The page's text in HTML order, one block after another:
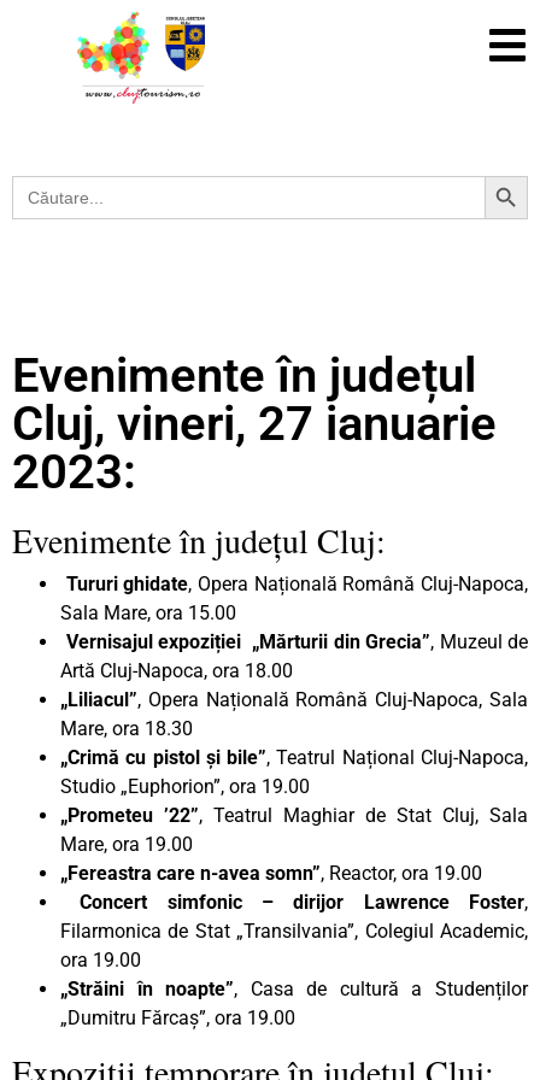
Search
for:
Search Button
Evenimente în județul
Cluj, vineri, 27 ianuarie
2023:
Evenimente în județul Cluj:
Tururi ghidate, Opera Națională Română Cluj-Napoca,
Sala Mare, ora 15.00
Vernisajul expoziției „Mărturii din Grecia”, Muzeul de
Artă Cluj-Napoca, ora 18.00
„Liliacul”, Opera Națională Română Cluj-Napoca, Sala
Mare, ora 18.30
„Crimă cu pistol și bile”, Teatrul Național Cluj-Napoca,
Studio „Euphorion”, ora 19.00
„Prometeu ’22”, Teatrul Maghiar de Stat Cluj, Sala
Mare, ora 19.00
„Fereastra care n-avea somn”, Reactor, ora 19.00
Concert simfonic – dirijor Lawrence Foster,
Filarmonica de Stat „Transilvania”, Colegiul Academic,
ora 19.00
„Străini în noapte”, Casa de cultură a Studenților
„Dumitru Fărcaș”, ora 19.00